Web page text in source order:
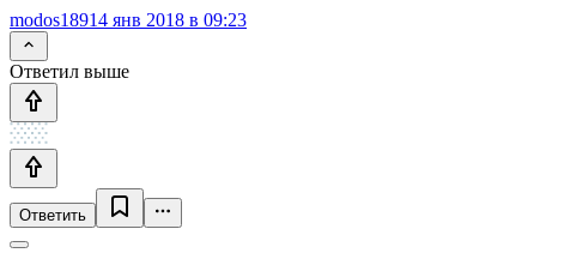
modos18914 янв 2018 в 09:23
Ответил выше
Ответить